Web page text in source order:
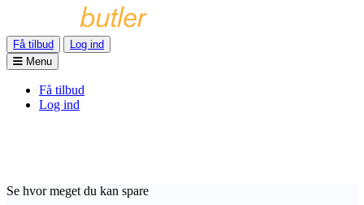
Få tilbud
Log ind
Menu
Få tilbud
Log ind
Se hvor meget du kan spare